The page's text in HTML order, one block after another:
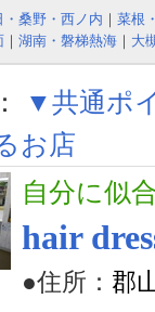
・桑野・西ノ内 ｜ 菜根
｜ 湖南・磐梯熱海 ｜ 大
▼共通ポ
お店
自分に似
hair
●住所： 郡